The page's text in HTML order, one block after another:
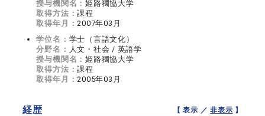
授与機関名：姫路獨協大学
取得方法：課程
取得年月：2007年03月
学位名： 学士（言語文化）
分野名： 人文・社会 / 英語学
授与機関名：姫路獨協大学
取得方法：課程
取得年月：2005年03月
経歴 【 表示 ／非表示 】